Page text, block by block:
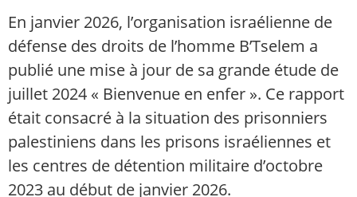
En janvier 2026, l’organisation israélienne de
défense des droits de l’homme B’Tselem a
publié une mise à jour de sa grande étude de
juillet 2024 « Bienvenue en enfer ». Ce rapport
était consacré à la situation des prisonniers
palestiniens dans les prisons israéliennes et
les centres de détention militaire d’octobre
2023 au début de janvier 2026.